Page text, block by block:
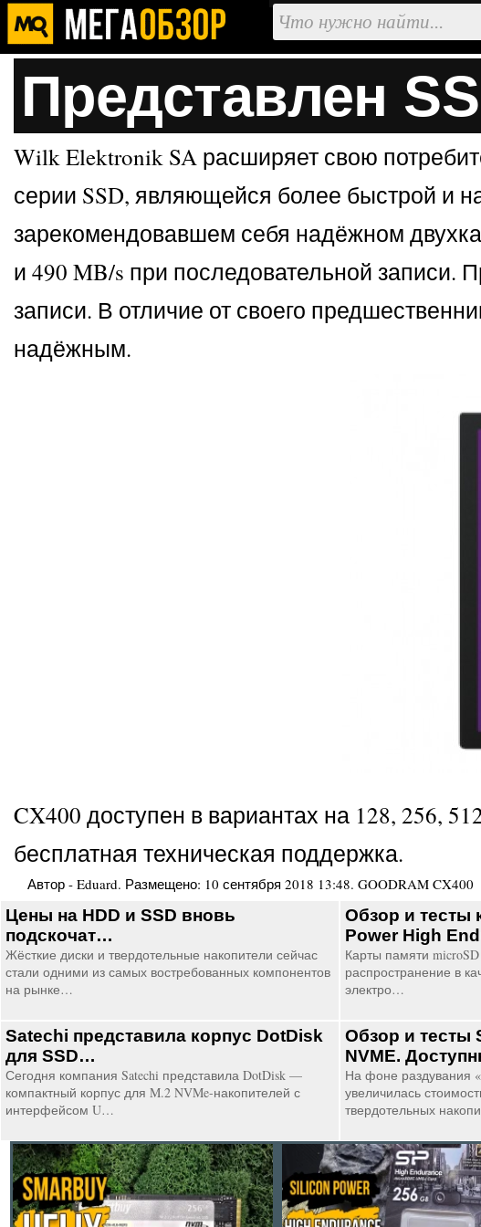
Представлен
Wilk Elektronik SA расширяет свою
серии SSD, являющейся более быстрой и
зарекомендовавшем себя надёжном
и 490 MB/s при последовательной записи.
записи. В отличие от своего
надёжным.
CX400 доступен в вариантах на 128, 256,
бесплатная техническая поддержка.
Автор - Eduard. Размещено: 10 сентября 2018 13:48. GOODRAM CX400
Цены на HDD и SSD вновь
подскочат…
Жёсткие диски и твердотельные накопители сейчас
стали одними из самых востребованных компонентов
на рынке…
Обзор и тесты
Power High
Карты памяти
распространение в
электро…
Satechi представила корпус DotDisk
для SSD…
Сегодня компания Satechi представила DotDisk —
компактный корпус для M.2 NVMe-накопителей с
интерфейсом U…
Обзор и тесты
NVME.
На фоне раздувания
увеличилась
твердотельных